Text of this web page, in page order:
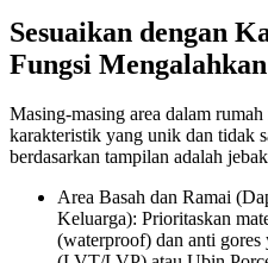
Sesuaikan dengan
Fungsi
Masing-masing area dalam
karakteristik yang unik dan tidak
berdasarkan tampilan adalah
Area Basah dan Ramai
Keluarga): Prioritaskan
(waterproof) dan anti